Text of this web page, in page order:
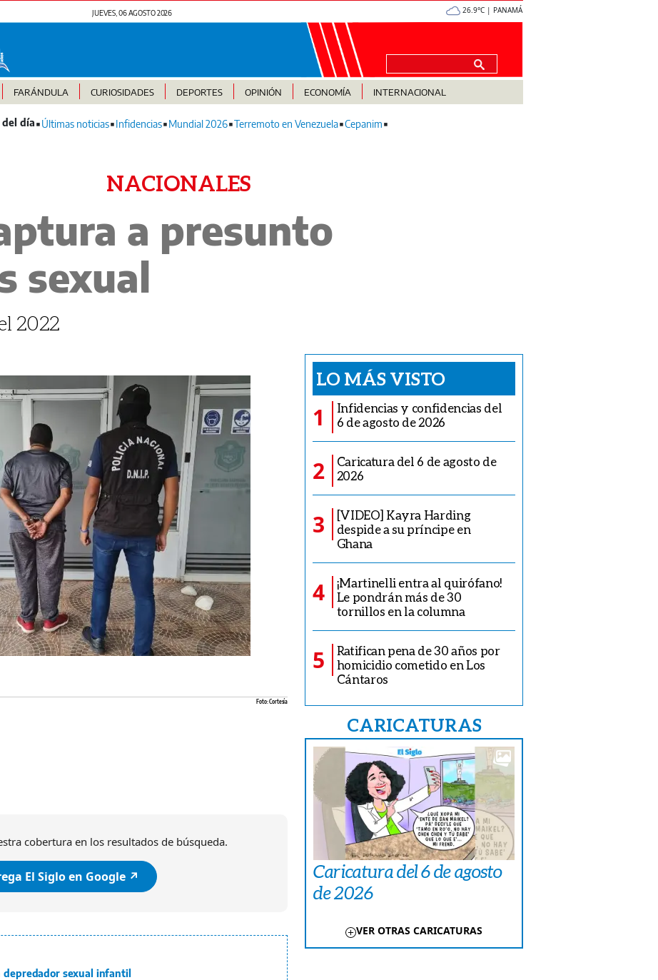
JUEVES, 06 AGOSTO 2026 26.9°C | PANAMÁ
FARÁNDULA CURIOSIDADES DEPORTES OPINIÓN ECONOMÍA INTERNACIONAL
Últimas noticias Infidencias Mundial 2026 Terremoto en Venezuela Cepanim
NACIONALES
a presunto
sexual
2022
Foto: Cortesía
cobertura en los resultados de búsqueda.
El Siglo en Google ↗️
sexual infantil
LO MÁS VISTO
1
Infidencias y confidencias del
6 de agosto de 2026
2
Caricatura del 6 de agosto de
2026
3
[VIDEO] Kayra Harding
despide a su príncipe en
Ghana
4
¡Martinelli entra al quirófano!
Le pondrán más de 30
tornillos en la columna
5
Ratifican pena de 30 años por
homicidio cometido en Los
Cántaros
CARICATURAS
Caricatura del 6 de agosto
de 2026
VER OTRAS CARICATURAS